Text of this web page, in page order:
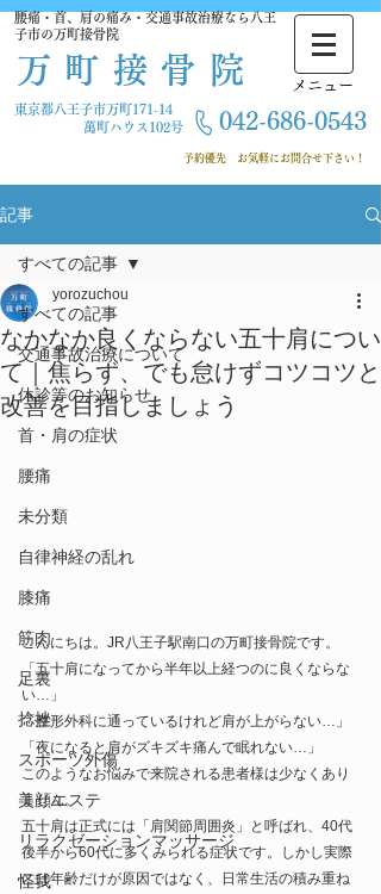
腰痛・首、肩の痛み・交通事故治療なら八王
子市の万町接骨院
万町接骨院 ​メニュー
東京都八王子市万町171-14
萬町ハウス102号
042-686-0543
​ 予約優先 お気軽にお問合せ下さい！
記事
すべての記事
交通事故治療について
休診等のお知らせ
首・肩の症状
腰痛
未分類
自律神経の乱れ
膝痛
筋肉
足裏
捻挫
スポーツ外傷
美顔エステ
リラクゼーションマッサージ
怪我
すべての記事
なかなか良くならない五十肩につい
て｜焦らず、でも怠けずコツコツと
改善を目指しましょう
yorozuchou
こんにちは。JR八王子駅南口の万町接骨院です。
「五十肩になってから半年以上経つのに良くならな
い…」
「整形外科に通っているけれど肩が上がらない…」
「夜になると肩がズキズキ痛んで眠れない…」
このようなお悩みで来院される患者様は少なくあり
ません。
五十肩は正式には「肩関節周囲炎」と呼ばれ、40代
後半から60代に多くみられる症状です。しかし実際
には年齢だけが原因ではなく、日常生活の積み重ね